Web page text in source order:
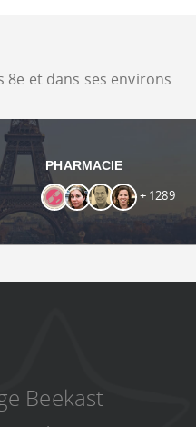
et dans ses environs
PHARMACIE
+ 1289
Beekast